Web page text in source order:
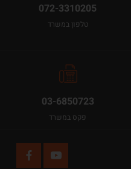
072-3310205
טלפון במשרד
03-6850723
פקס במשרד